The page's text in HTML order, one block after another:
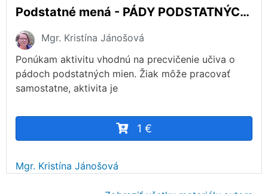
Podstatné mená - PÁDY PODSTATNÝCH MIEN
Mgr. Kristína Jánošová
Ponúkam aktivitu vhodnú na precvičenie učiva o
pádoch podstatných mien. Žiak môže pracovať
samostatne, aktivita je
1 €
Mgr. Kristína Jánošová